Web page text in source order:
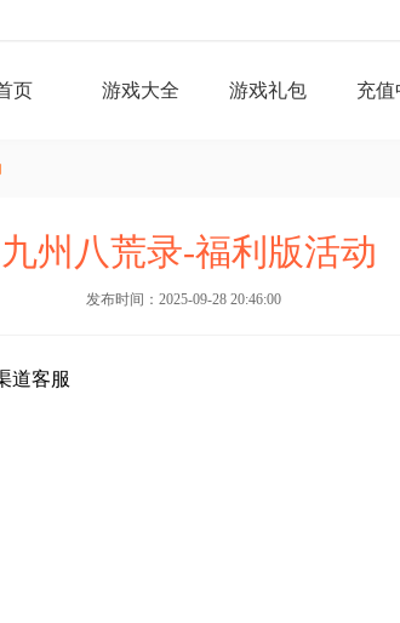
页 游戏大全 游戏礼包 充值
九州八荒录-福利版活动
发布时间：2025-09-28 20:46:00
道客服